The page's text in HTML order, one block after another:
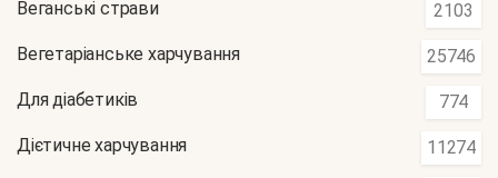
Веганські страви 2103
Вегетаріанське харчування 25746
Для діабетиків 774
Дієтичне харчування 11274